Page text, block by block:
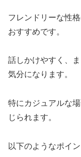
フレンドリーな性
おすすめです。
話しかけやすく、
気分になります。
特にカジュアルな
じられます。
以下のようなポイ